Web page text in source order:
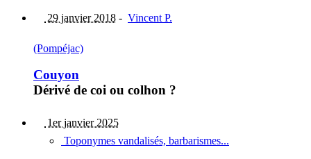
29 janvier 2018 - Vincent P.
(Pompéjac)
Couyon
Dérivé de coi ou colhon ?
1er janvier 2025
Toponymes vandalisés, barbarismes...